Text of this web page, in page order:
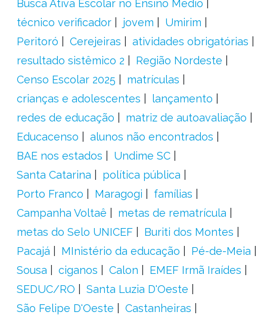
Busca Ativa Escolar no Ensino Médio
técnico verificador
jovem
Umirim
Peritoró
Cerejeiras
atividades obrigatórias
resultado sistêmico 2
Região Nordeste
Censo Escolar 2025
matrículas
crianças e adolescentes
lançamento
redes de educação
matriz de autoavaliação
Educacenso
alunos não encontrados
BAE nos estados
Undime SC
Santa Catarina
política pública
Porto Franco
Maragogi
famílias
Campanha Voltaê
metas de rematrícula
metas do Selo UNICEF
Buriti dos Montes
Pacajá
MInistério da educação
Pé-de-Meia
Sousa
ciganos Calon
EMEF Irmã Iraídes
SEDUC/RO
Santa Luzia D'Oeste
São Felipe D'Oeste
Castanheiras